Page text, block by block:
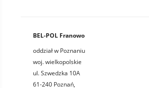
BEL-POL Franowo
oddział w Poznaniu
woj. wielkopolskie
ul. Szwedzka 10A
61-240 Poznań,